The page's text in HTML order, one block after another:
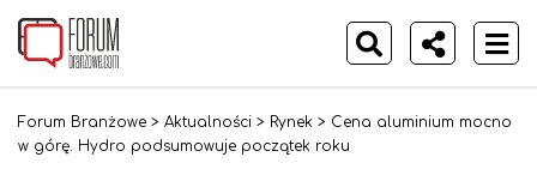
Forum Branżowe > Aktualności > Rynek > Cena aluminium mocno
w górę. Hydro podsumowuje początek roku